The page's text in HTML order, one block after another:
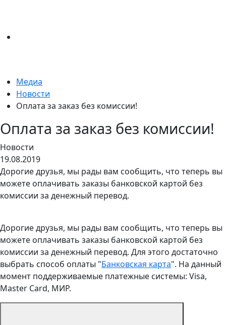
Медиа
Новости
Оплата за заказ без комиссии!
Оплата за заказ без комиссии!
Новости
19.08.2019
Дорогие друзья, мы рады вам сообщить, что теперь вы
можете оплачивать заказы банковской картой без
комиссии за денежный перевод.
Дорогие друзья, мы рады вам сообщить, что теперь вы
можете оплачивать заказы банковской картой без
комиссии за денежный перевод. Для этого достаточно
выбрать способ оплаты "Банковская карта". На данный
момент поддерживаемые платежные системы: Visa,
Master Card, МИР.